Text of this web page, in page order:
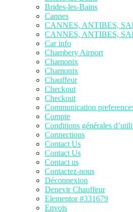
Brides-les-Bains
Cannes
CANNES, ANTIBES,
CANNES, ANTIBES,
Car info
Chambery Airport
Chamonix
Chamonix
Chauffeur
Checkout
Checkout
Communication
Compte
Conditions générales
Connections
Contact Us
Contact Us
Contact us
Contactez-nous
Déconnexion
Denevir Chauffeur
Elementor #331679
Envois